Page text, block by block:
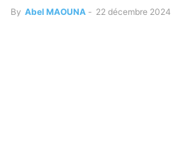
By Abel MAOUNA - 22 décembre 2024